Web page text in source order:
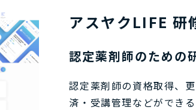
アスヤクLIFE 研
認定薬剤師のための
認定薬剤師の資格取得、
済・受講管理などができ